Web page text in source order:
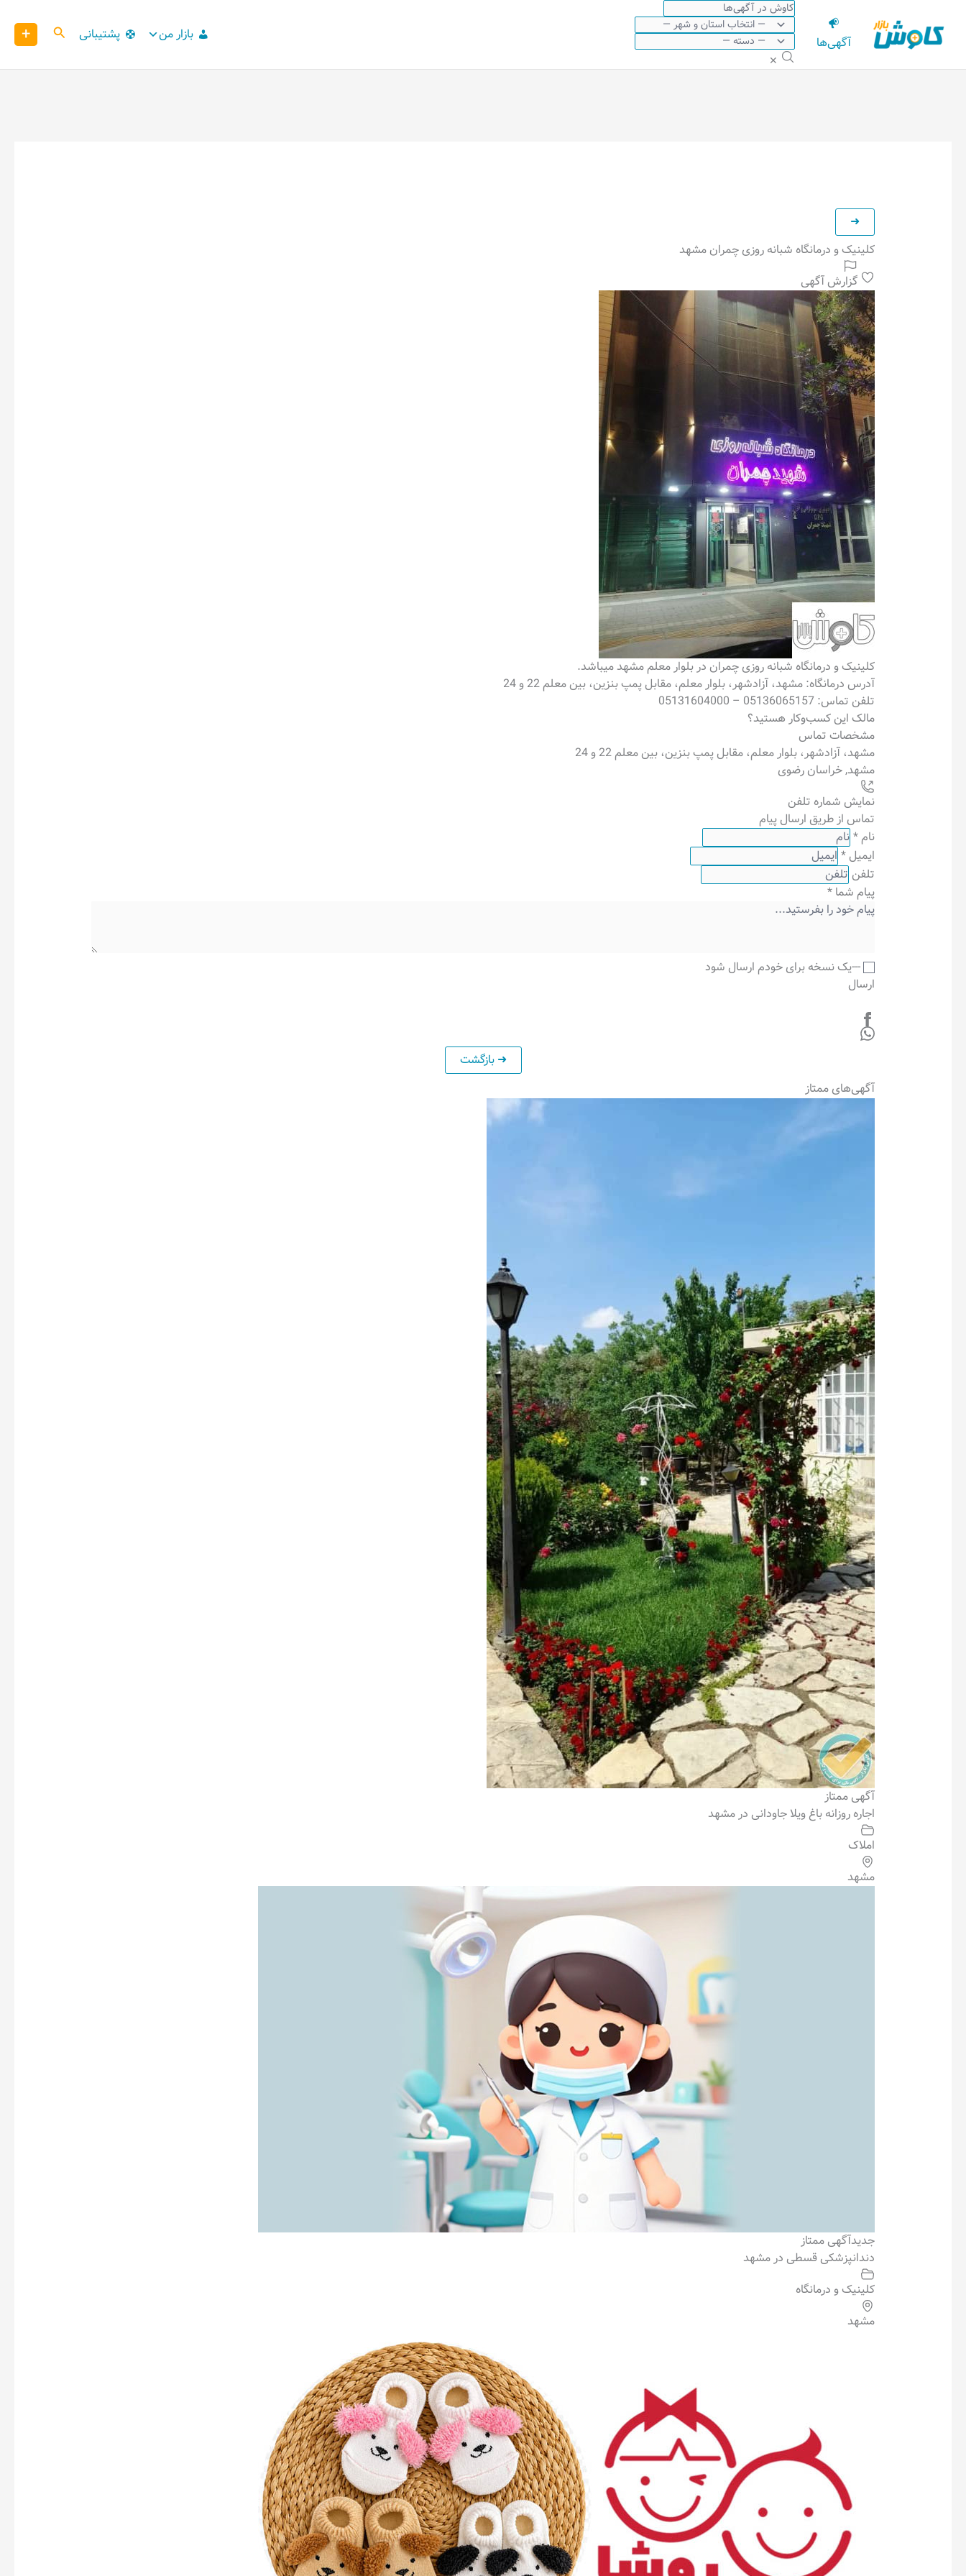
محتوا
آگهی‌ها
✕
بازار من پشتیبانی کاوش +
کلینیک و درمانگاه شبانه روزی چمران مشهد
گزارش آگهی
کلینیک و درمانگاه شبانه روزی چمران در بلوار معلم مشهد میباشد.
آدرس درمانگاه: مشهد، آزادشهر، بلوار معلم، مقابل پمپ بنزین، بین معلم 22 و 24
تلفن تماس: 05136065157 – 05131604000
مالک این کسب‌وکار هستید؟
مشخصات تماس
مشهد، آزادشهر، بلوار معلم، مقابل پمپ بنزین، بین معلم 22 و 24
مشهد,خراسان رضوی
نمایش شماره تلفن
تماس از طریق ارسال پیام
نام*
ایمیل *
تلفن
پیام شما *
---یک نسخه برای خودم ارسال شود
ارسال
آگهی‌های ممتاز
آگهی ممتاز
اجاره روزانه باغ ویلا جاودانی در مشهد
املاک
مشهد
جدیدآگهی ممتاز
دندانپزشکی قسطی در مشهد
کلینیک و درمانگاه
مشهد